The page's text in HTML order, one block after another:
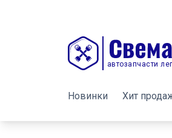
автозапчасти
Новинки Хит